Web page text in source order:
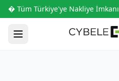
� Tüm Türkiye'ye Nakliye İmkanı